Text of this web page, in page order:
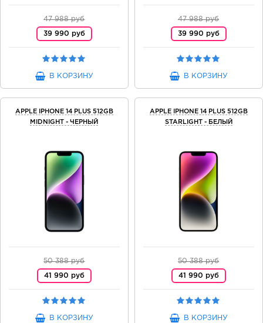
47 988 руб
39 990 руб
В КОРЗИНУ
47 988 руб
39 990 руб
В КОРЗИНУ
APPLE IPHONE 14 PLUS 512GB
MIDNIGHT - ЧЕРНЫЙ
50 388 руб
41 990 руб
В КОРЗИНУ
APPLE IPHONE 14 PLUS 512GB
STARLIGHT - БЕЛЫЙ
50 388 руб
41 990 руб
В КОРЗИНУ